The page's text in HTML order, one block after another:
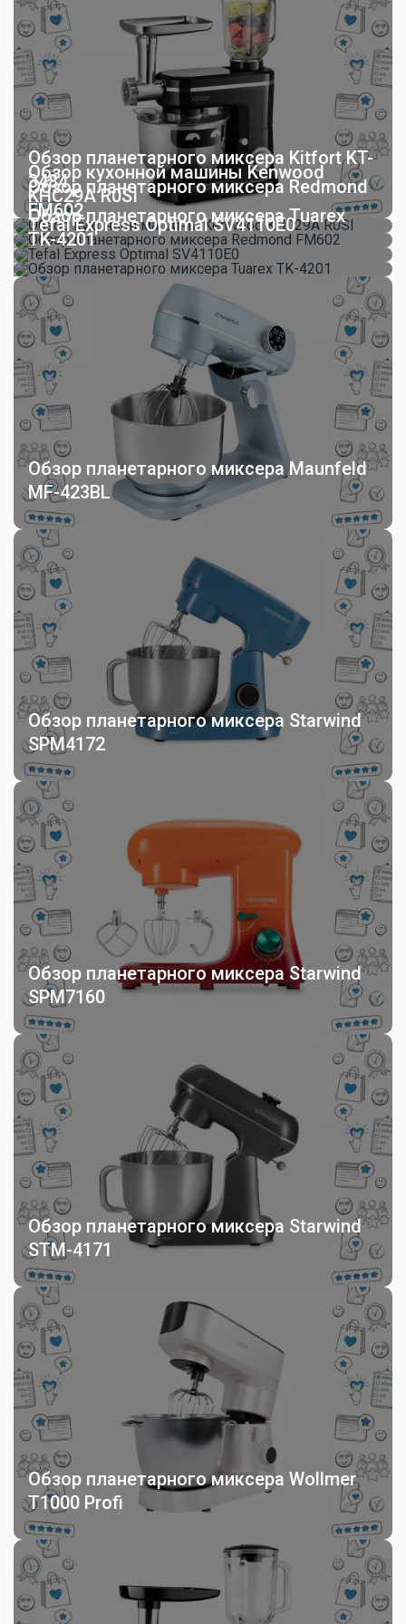
Обзор планетарного миксера Kitfort KT-
3484
Обзор кухонной машины Kenwood
KHC29A R0SI
Обзор планетарного миксера Redmond
FM602
Tefal Express Optimal SV4110E0
Обзор планетарного миксера Tuarex
TK-4201
Обзор планетарного миксера Maunfeld
MF-423BL
Обзор планетарного миксера Starwind
SPM4172
Обзор планетарного миксера Starwind
SPM7160
Обзор планетарного миксера Starwind
STM-4171
Обзор планетарного миксера Wollmer
T1000 Profi